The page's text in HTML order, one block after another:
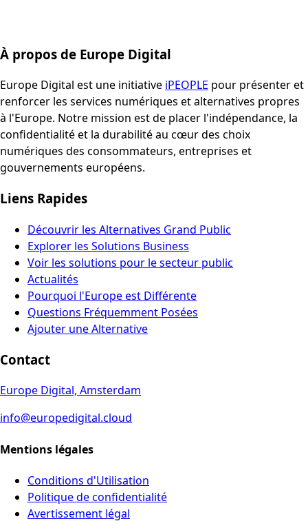
À propos de Europe Digital
Europe Digital est une initiative iPEOPLE pour présenter et
renforcer les services numériques et alternatives propres
à l'Europe. Notre mission est de placer l'indépendance, la
confidentialité et la durabilité au cœur des choix
numériques des consommateurs, entreprises et
gouvernements européens.
Liens Rapides
Découvrir les Alternatives Grand Public
Explorer les Solutions Business
Voir les solutions pour le secteur public
Actualités
Pourquoi l'Europe est Différente
Questions Fréquemment Posées
Ajouter une Alternative
Contact
Europe Digital, Amsterdam
info@europedigital.cloud
Mentions légales
Conditions d'Utilisation
Politique de confidentialité
Avertissement légal